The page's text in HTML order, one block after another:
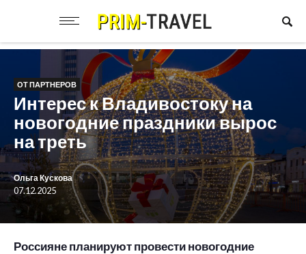
ОТ ПАРТНЕРОВ
Интерес к Владивостоку на
новогодние праздники вырос
на треть
Ольга Кускова
07.12.2025
Россияне планируют провести новогодние